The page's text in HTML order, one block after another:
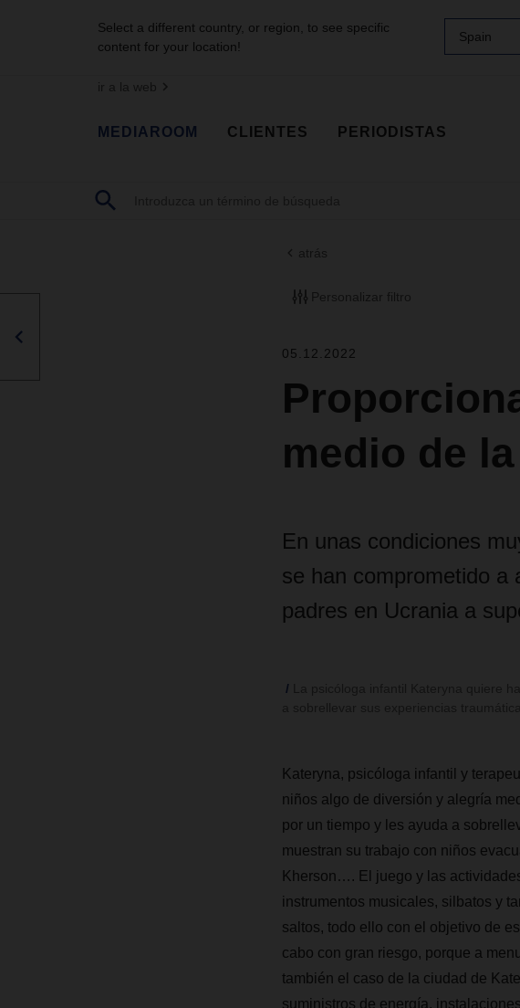
Select a different country, or region, to see specific
content for your location!
Spain
ir a la web
MEDIAROOM CLIENTES PERIODISTAS
atrás
Personalizar filtro
05.12.2022
medio de
En unas condiciones
se han comprometido a
padres en Ucrania a
Kateryna, psicóloga infantil y
niños algo de diversión y alegría
por un tiempo y les ayuda a
muestran su trabajo con niños
Kherson…. El juego y las
instrumentos musicales, silbatos y
saltos, todo ello con el objetivo de
cabo con gran riesgo, porque a
también el caso de la ciudad de
suministros de energía,